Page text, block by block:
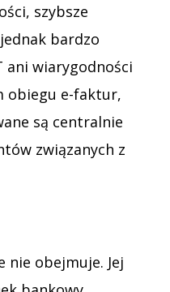
szybsze
bardzo
ani wiarygodności
obiegu e-faktur,
są centralnie
związanych z
nie obejmuje. Jej